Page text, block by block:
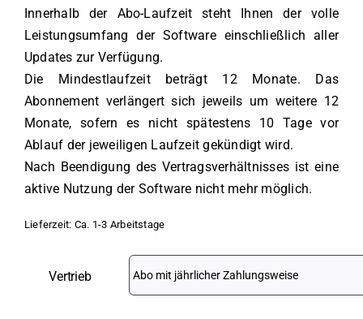
Innerhalb der Abo-Laufzeit steht Ihnen der volle
Leistungsumfang der Software einschließlich aller
Updates zur Verfügung.
Die Mindestlaufzeit beträgt 12 Monate. Das
Abonnement verlängert sich jeweils um weitere 12
Monate, sofern es nicht spätestens 10 Tage vor
Ablauf der jeweiligen Laufzeit gekündigt wird.
Nach Beendigung des Vertragsverhältnisses ist eine
aktive Nutzung der Software nicht mehr möglich.
Lieferzeit: Ca. 1-3 Arbeitstage
Vertrieb